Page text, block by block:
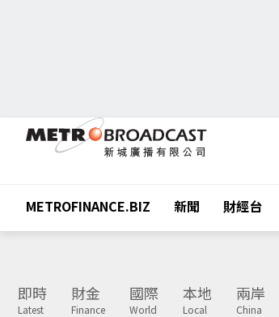
METROFINANCE.BIZ 新聞 財經台
即時
Latest
財金
Finance
國際
World
本地
Local
兩岸
China